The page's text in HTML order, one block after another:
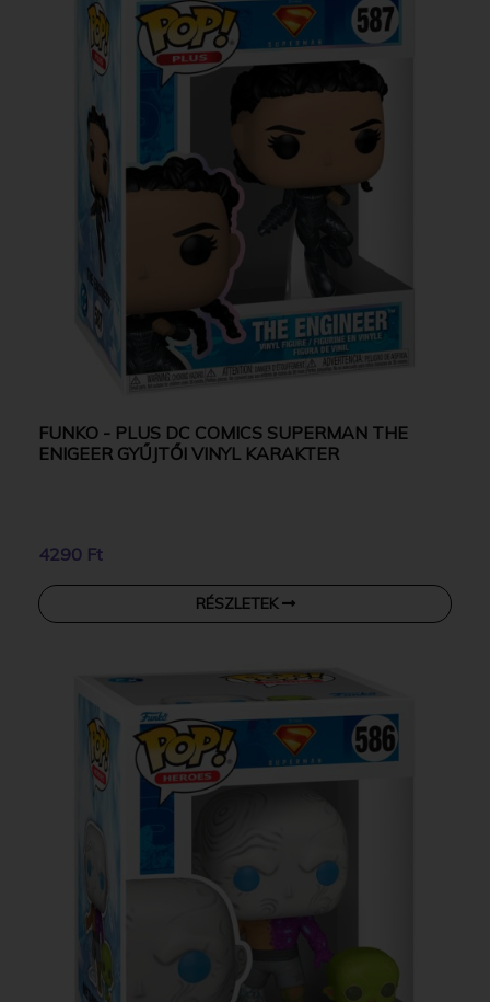
FUNKO - PLUS DC COMICS SUPERMAN THE
ENIGEER GYŰJTŐI VINYL KARAKTER
4290 Ft
RÉSZLETEK